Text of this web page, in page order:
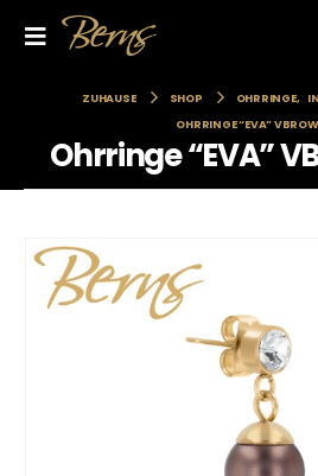
ZUHAUSE SHOP OHRRINGE,
OHRRINGE “EVA”
Ohrringe “EVA”